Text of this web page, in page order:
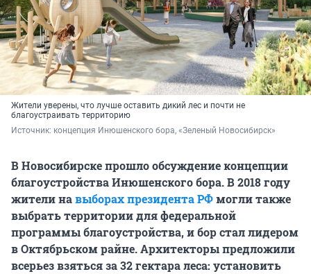
Жители уверены, что лучше оставить дикий лес и почти не
благоустраивать территорию
Источник: концепция Инюшенского бора, «Зеленый Новосибирск»
В Новосибирске прошло обсуждение концепции
благоустройства Инюшенского бора. В 2018 году
жители навыборах президента РФмогли также
выбрать территории для федеральной
программы благоустройства, и бор стал лидером
в Октябрьском райне. Архитекторы предложили
всерьез взяться за 32 гектара леса: установить